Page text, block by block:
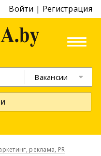
Войти | Регистрация
Вакансии
реклама, PR